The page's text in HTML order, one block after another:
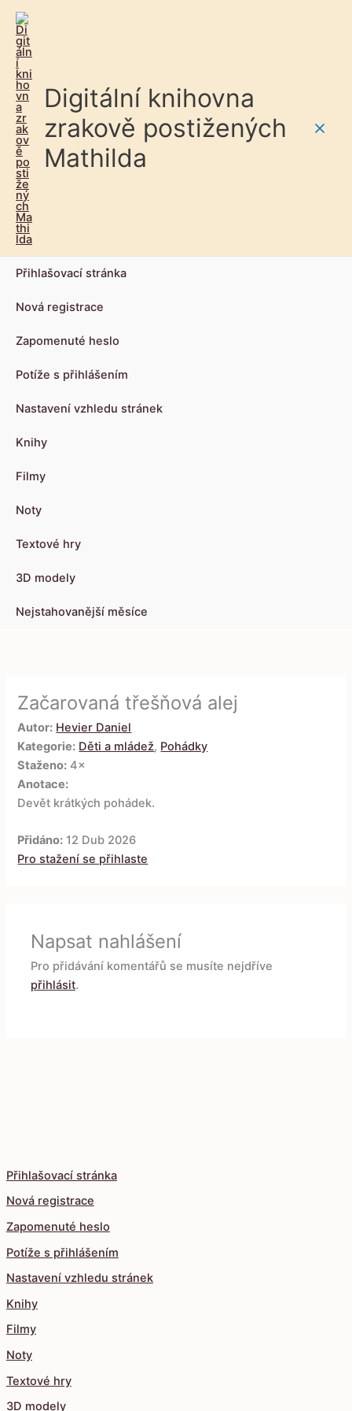
Digitální knihovna
zrakově postižených
Mathilda
Přihlašovací stránka
Nová registrace
Zapomenuté heslo
Potíže s přihlášením
Nastavení vzhledu stránek
Knihy
Filmy
Noty
Textové hry
3D modely
Nejstahovanější měsíce
Přihlašovací stránka
Nová registrace
Zapomenuté heslo
Potíže s přihlášením
Nastavení vzhledu stránek
Knihy
Filmy
Noty
Textové hry
3D modely
Začarovaná třešňová alej
Autor: Hevier Daniel
Kategorie: Děti a mládež, Pohádky
Staženo: 4×
Anotace:
Devět krátkých pohádek.
Přidáno: 12 Dub 2026
Pro stažení se přihlaste
Napsat nahlášení
Pro přidávání komentářů se musíte nejdříve
přihlásit.